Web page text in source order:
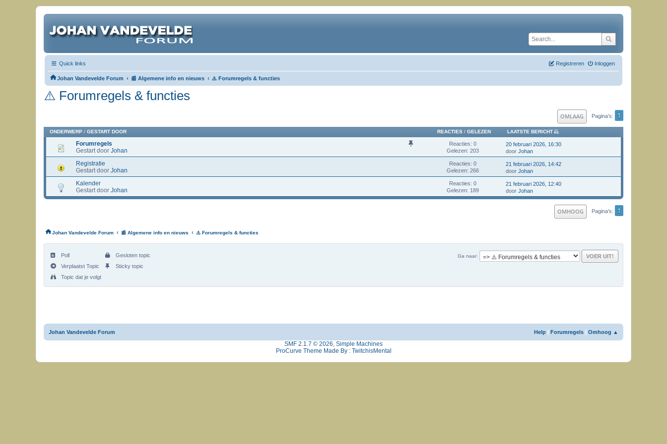
Quick links Inloggen
Registreren
Johan Vandevelde Forum ‹ 📰 Algemene info en nieuws ‹ ⚠️ Forumregels & functies
⚠️ Forumregels & functies
OMLAAG Pagina's 1
ONDERWERP / GESTART DOOR REACTIES/ GELEZEN LAATSTE BERICHT
Forumregels
Gestart door Johan
Reacties: 0
Gelezen: 203
20 februari 2026, 16:30
doorJohan
Registratie
Gestart door Johan
Reacties: 0
Gelezen: 266
21 februari 2026, 14:42
doorJohan
Kalender
Gestart door Johan
Reacties: 0
Gelezen: 189
21 februari 2026, 12:40
doorJohan
OMHOOG Pagina's 1
Johan Vandevelde Forum ‹ 📰 Algemene info en nieuws ‹ ⚠️ Forumregels & functies
Ga naar
Poll
Verplaatst Topic
Gesloten topic
Sticky topic
Topic dat je volgt
Help | Forumregels | Omhoog ▲
Johan Vandevelde Forum
SMF 2.1.7 © 2026, Simple Machines
ProCurve Theme Made By : TwitchisMental